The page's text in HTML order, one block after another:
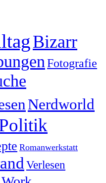
Bizarr
Fotografie
Nerdworld
Romanwerkstatt
Verlesen